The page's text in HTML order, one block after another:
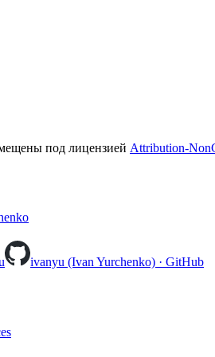
под лицензией Attribution-
ivanyu (Ivan Yurchenko) · GitHub